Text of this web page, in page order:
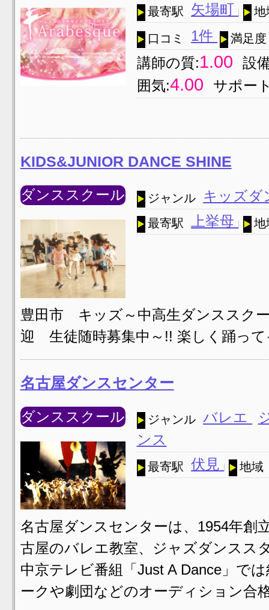
最寄駅 矢場町 地
口コミ 1件 満足度
講師の質:1.00
設
囲気:4.00 サポー
KIDS&JUNIOR DANCE SHINE
ダンススクール ジャンル キッズダ
最寄駅 上挙母 地
豊田市 キッズ～中高生ダンススク
迎 生徒随時募集中～!! 楽しく踊っ
名古屋ダンスセンター
ダンススクール ジャンル バレエ
ンス
最寄駅 伏見 地域
名古屋ダンスセンターは、1954年創
古屋のバレエ教室、ジャズダンスス
中京テレビ番組「Just A Dance」で
ークや劇団などのオーディション